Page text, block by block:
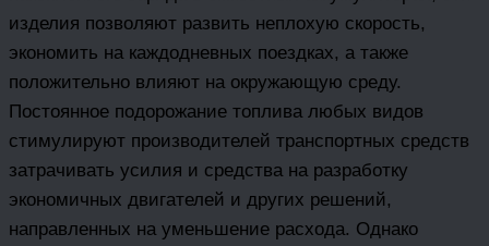
изделия позволяют развить неплохую скорость,
экономить на каждодневных поездках, а также
положительно влияют на окружающую среду.
Постоянное подорожание топлива любых видов
стимулируют производителей транспортных средств
затрачивать усилия и средства на разработку
экономичных двигателей и других решений,
направленных на уменьшение расхода. Однако